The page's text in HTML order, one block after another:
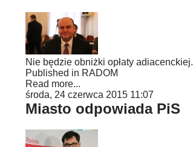
Nie będzie obniżki opłaty adiacenckiej.
Published in RADOM
Read more...
środa, 24 czerwca 2015 11:07
Miasto odpowiada PiS